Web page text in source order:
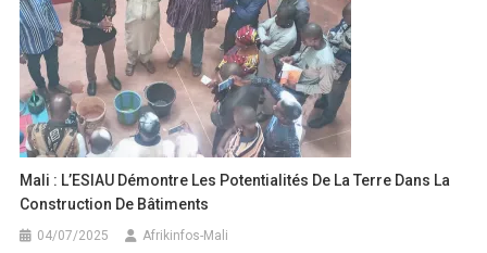
Mali : L’ESIAU Démontre Les Potentialités De La Terre Dans La
Construction De Bâtiments
04/07/2025 Afrikinfos-Mali